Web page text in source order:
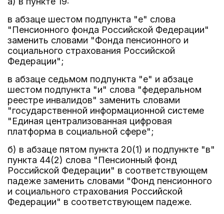
в абзаце шестом подпункта "е" слова
"Пенсионного фонда Российской Федерации"
заменить словами "Фонда пенсионного и
социального страхования Российской
Федерации";
в абзаце седьмом подпункта "е" и абзаце
шестом подпункта "и" слова "федеральном
реестре инвалидов" заменить словами
"государственной информационной системе
"Единая централизованная цифровая
платформа в социальной сфере";
б) в абзаце пятом пункта 20(1) и подпункте "в"
пункта 44(2) слова "Пенсионный фонд
Российской Федерации" в соответствующем
падеже заменить словами "Фонд пенсионного
и социального страхования Российской
Федерации" в соответствующем падеже.